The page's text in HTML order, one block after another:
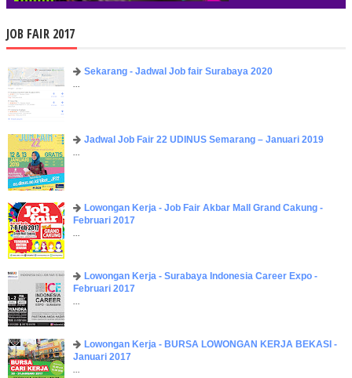
JOB FAIR 2017
Sekarang - Jadwal Job fair Surabaya 2020
...
Jadwal Job Fair 22 UDINUS Semarang – Januari 2019
...
Lowongan Kerja - Job Fair ​Akbar ​Mall Grand Cakung -
Februari 2017
...
Lowongan Kerja - Surabaya Indonesia Career Expo -
Februari 2017
...
Lowongan Kerja - BURSA LOWONGAN KERJA BEKASI -
Januari 2017
...